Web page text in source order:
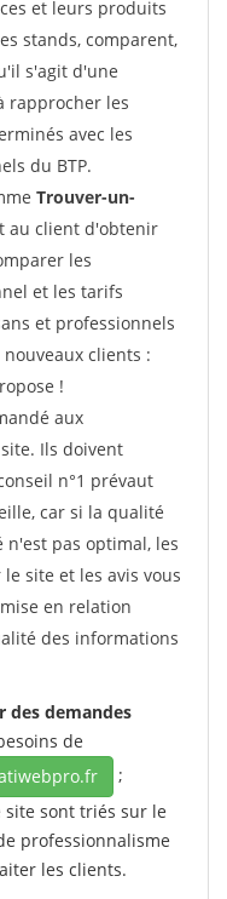
et leurs produits
stands, comparent,
s'agit d'une
rapprocher les
avec les
du BTP.
Trouver-un-
au client d'obtenir
les
et les tarifs
et professionnels
clients :
!
aux
Ils doivent
n°1 prévaut
car si la qualité
pas optimal, les
site et les avis vous
en relation
des informations
des demandes
de
;
site sont triés sur le
professionnalisme
les clients.